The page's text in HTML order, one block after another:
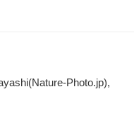
Photo.jp),